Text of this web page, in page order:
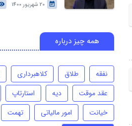
20 شهریور 1400
همه چیز درباره
نفقه طلاق کلاهبرداری
عقد موقت
دیه استارتاپ
خیانت
امور مالیاتی تهمت